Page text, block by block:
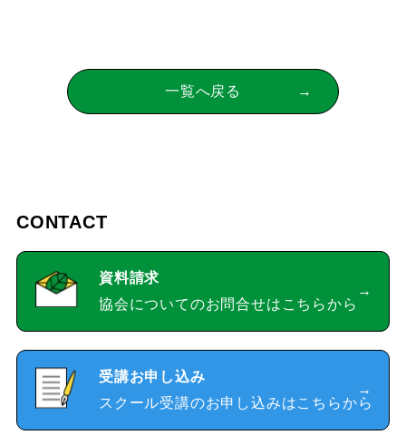
一覧へ戻る
CONTACT
資料請求
協会についてのお問合せはこちらから
受講お申し込み
スクール受講のお申し込みはこちらから